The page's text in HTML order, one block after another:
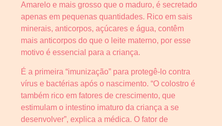
Amarelo e mais grosso que o maduro, é secretado
apenas em pequenas quantidades. Rico em sais
minerais, anticorpos, açúcares e água, contêm
mais anticorpos do que o leite materno, por esse
motivo é essencial para a criança.
É a primeira “imunização” para protegê-lo contra
vírus e bactérias após o nascimento. “O colostro é
também rico em fatores de crescimento, que
estimulam o intestino imaturo da criança a se
desenvolver”, explica a médica. O fator de